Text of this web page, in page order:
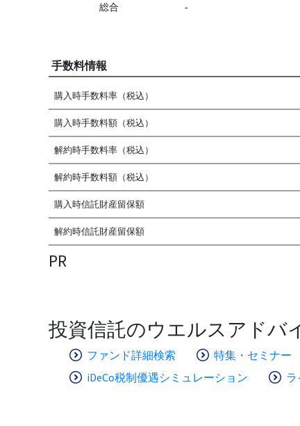
総合 -
手数料情報
購入時手数料率（税込）
購入時手数料額（税込）
解約時手数料率（税込）
解約時手数料額（税込）
購入時信託財産留保額
解約時信託財産留保額
PR
投資信託のウエルスアドバ
ファンド詳細検索 特集・セミナー
iDeCo税制優遇シミュレーション